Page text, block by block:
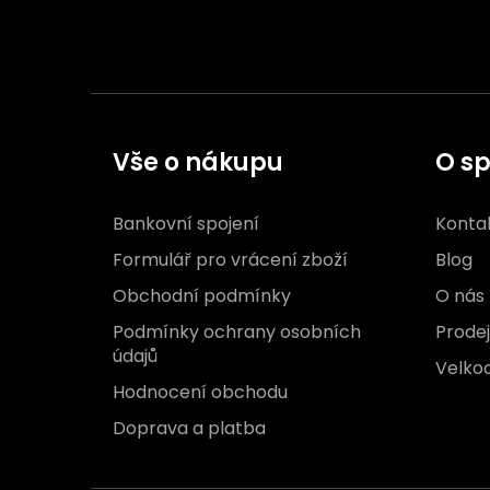
Vše o nákupu
Bankovní spojení
Formulář pro vrácení zboží
Obchodní podmínky
Podmínky ochrany osobních
údajů
Hodnocení obchodu
Doprava a platba
O
Blog
O nás